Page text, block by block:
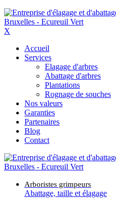
X
Accueil
Services
Elagage d'arbres
Abattage d'arbres
Plantations
Rognage de souches
Nos valeurs
Garanties
Partenaires
Blog
Contact
Arboristes grimpeurs
Abattage, taille et élagage